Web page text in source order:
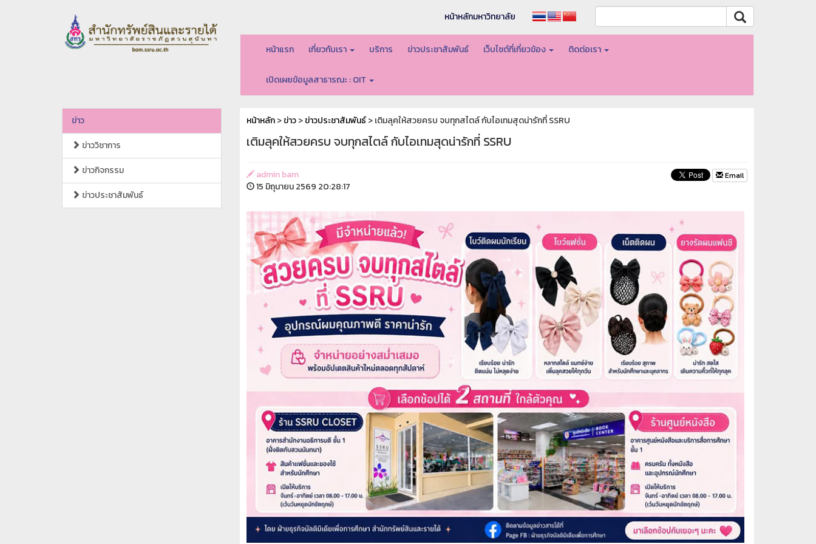
หน้าหลักมหาวิทยาลัย
หน้าแรก เกี่ยวกับเรา บริการ ข่าวประชาสัมพันธ์ เว็บไซต์ที่เกี่ยวข้อง ติดต่อเรา
เปิดเผยข้อมูลสาธารณะ : OIT
ข่าว
ข่าววิชาการ
ข่าวกิจกรรม
ข่าวประชาสัมพันธ์
หน้าหลัก>ข่าว>ข่าวประชาสัมพันธ์> เติมลุคให้สวยครบ จบทุกสไตล์ กับไอเทมสุดน่ารักที่ SSRU
เติมลุคให้สวยครบ จบทุกสไตล์ กับไอเทมสุดน่ารักที่ SSRU
admin bam
15 มิถุนายน 2569 20:28:17
Email